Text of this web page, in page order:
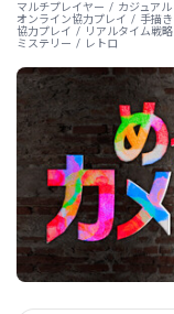
マルチプレイヤー カジュアル
オンライン協力プレイ
手描き
協力プレイ
リアルタイム戦略
ミステリー
レトロ